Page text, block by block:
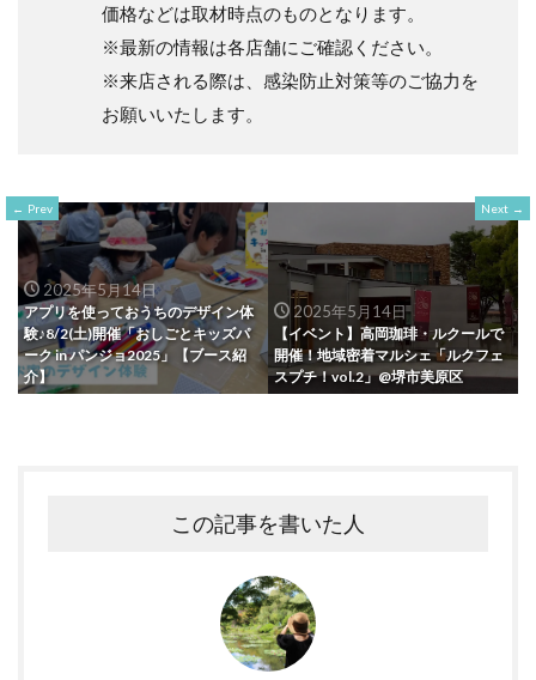
価格などは取材時点のものとなります。
※最新の情報は各店舗にご確認ください。
※来店される際は、感染防止対策等のご協力を
お願いいたします。
Prev
2025年5月14日
アプリを使っておうちのデザイン体
験♪8/2(土)開催「おしごとキッズパ
ーク in パンジョ2025」【ブース紹
介】
Next
2025年5月14日
【イベント】高岡珈琲・ルクールで
開催！地域密着マルシェ「ルクフェ
スプチ！vol.2」@堺市美原区
この記事を書いた人